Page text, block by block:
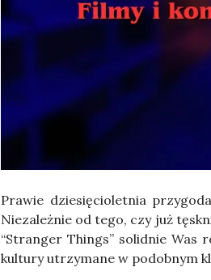
Pra­wie dzie­się­cio­let­nia
Nie­za­leż­nie od tego, czy już
“Stran­ger Things” solid­nie Was
kul­tu­ry utrzy­ma­ne w podob­nym